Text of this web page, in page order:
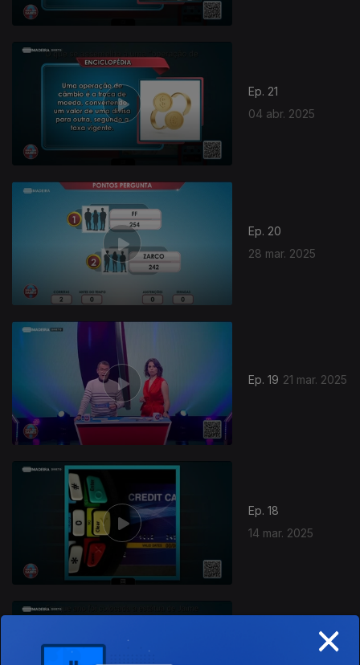
Ep. 21
04 abr. 2025
Ep. 20
28 mar. 2025
839844
Ep. 19 21 mar. 2025
Ep. 18
14 mar. 2025
×